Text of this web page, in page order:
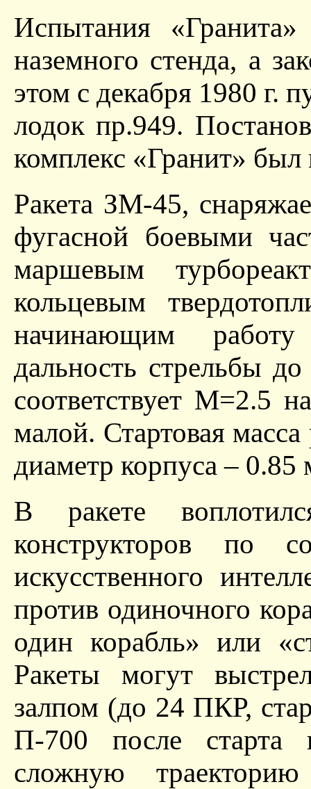
Испытания
наземного стенда, а
этом с декабря 1980 г.
лодок пр.949.
комплекс «Гранит»
Ракета ЗМ-45,
фугасной боевыми
маршевым
кольцевым
начинающим
дальность стрельбы
соответствует М=2.5
малой. Стартовая
диаметр корпуса –
В ракете
конструкторов по
искусственного
против одиночного
один корабль» или
Ракеты могут
залпом (до 24 ПКР,
П-700 после старта
сложную